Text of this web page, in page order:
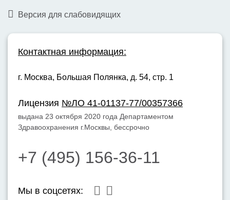
Версия для слабовидящих
Контактная информация:
г. Москва, Большая Полянка, д. 54, стр. 1
Лицензия №ЛО 41-01137-77/00357366
выдана 23 октября 2020 года Департаментом
Здравоохранения г.Москвы, бессрочно
+7 (495) 156-36-11
Мы в соцсетях: